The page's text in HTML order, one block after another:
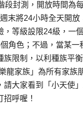
段封測，開放時間為
末將24小時全天開放
，等級設限24級，一
角色；不過，當某一
族限制，以利種族平
龍家族」為所有家族
請大家看到「小天使」
招呼喔！